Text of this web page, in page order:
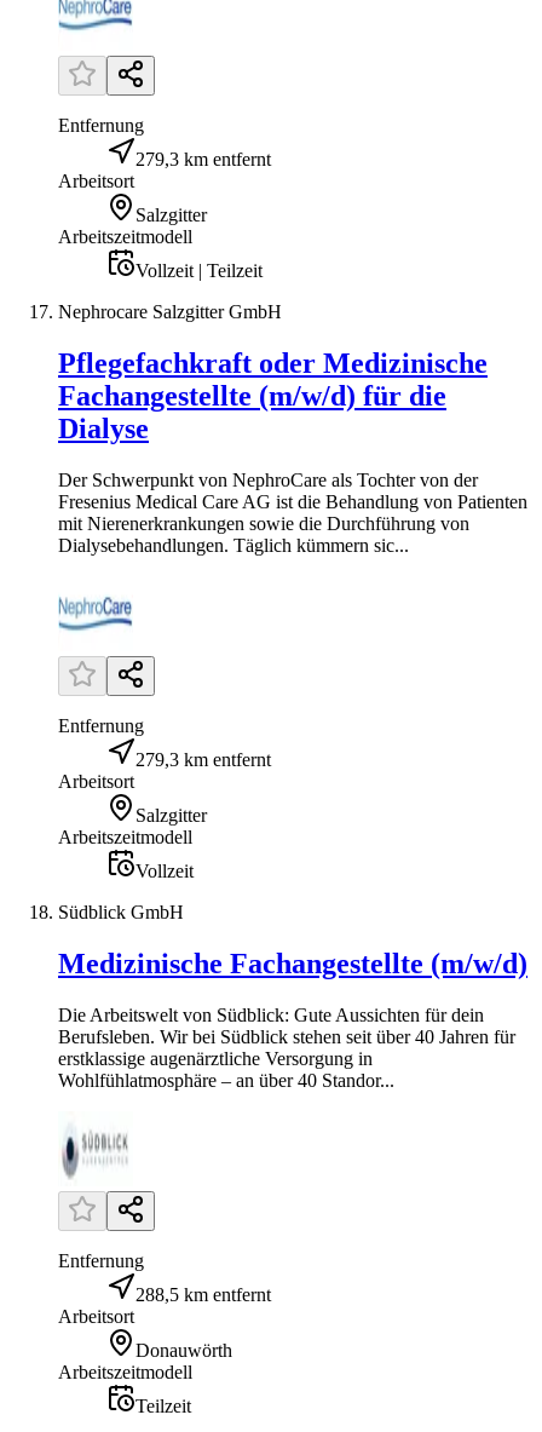
Entfernung
279,3 km entfernt
Arbeitsort
Salzgitter
Arbeitszeitmodell
Vollzeit | Teilzeit
Nephrocare Salzgitter GmbH
Pflegefachkraft oder Medizinische
Fachangestellte (m/w/d) für die
Dialyse
Der Schwerpunkt von NephroCare als Tochter von der
Fresenius Medical Care AG ist die Behandlung von Patienten
mit Nierenerkrankungen sowie die Durchführung von
Dialysebehandlungen. Täglich kümmern sic...
Entfernung
279,3 km entfernt
Arbeitsort
Salzgitter
Arbeitszeitmodell
Vollzeit
Südblick GmbH
Medizinische Fachangestellte (m/w/d)
Die Arbeitswelt von Südblick: Gute Aussichten für dein
Berufsleben. Wir bei Südblick stehen seit über 40 Jahren für
erstklassige augenärztliche Versorgung in
Wohlfühlatmosphäre – an über 40 Standor...
Entfernung
288,5 km entfernt
Arbeitsort
Donauwörth
Arbeitszeitmodell
Teilzeit